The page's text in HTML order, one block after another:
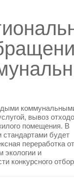
вывоз
помещения. В
стандартами будет
переработка
экологии и
конкурсного